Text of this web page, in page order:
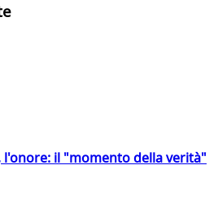
l'onore: il "momento della verità"